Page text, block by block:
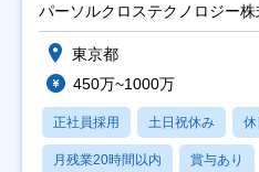
パーソルクロステクノロジー株
東京都
450万~1000万
正社員採用 土日祝休み
月残業20時間以内 賞与あり